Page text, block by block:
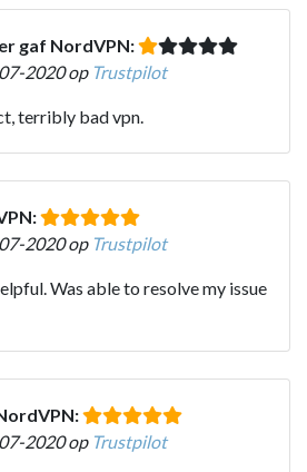
gaf NordVPN:
2020 op Trustpilot
terribly bad vpn.
2020 op Trustpilot
Was able to resolve my issue
2020 op Trustpilot